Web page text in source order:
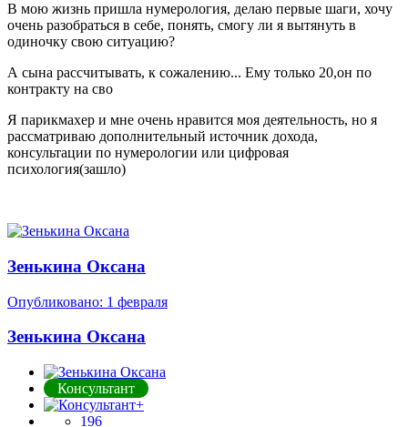
В мою жизнь пришла нумерология, делаю первые шаги, хочу
очень разобраться в себе, понять, смогу ли я вытянуть в
одиночку свою ситуацию?
А сына рассчитывать, к сожалению... Ему только 20,он по
контракту на сво
Я парикмахер и мне очень нравится моя деятельность, но я
рассматриваю дополнительный источник дохода,
консультации по нумерологии или цифровая
психология(зашло)
Зенькина Оксана
Опубликовано: 1 февраля
Зенькина Оксана
Консультант
196